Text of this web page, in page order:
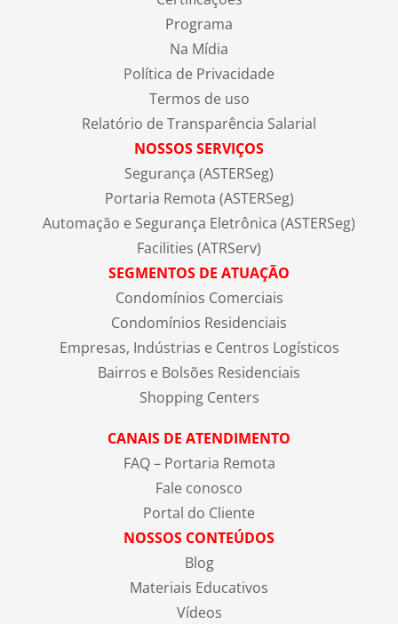
Programa
Na Mídia
Política de Privacidade
Termos de uso
Relatório de Transparência Salarial
NOSSOS SERVIÇOS
Segurança (ASTERSeg)
Portaria Remota (ASTERSeg)
Automação e Segurança Eletrônica (ASTERSeg)
Facilities (ATRServ)
SEGMENTOS DE ATUAÇÃO
Condomínios Comerciais
Condomínios Residenciais
Empresas, Indústrias e Centros Logísticos
Bairros e Bolsões Residenciais
Shopping Centers
CANAIS DE ATENDIMENTO
FAQ – Portaria Remota
Fale conosco
Portal do Cliente
NOSSOS CONTEÚDOS
Blog
Materiais Educativos
Vídeos